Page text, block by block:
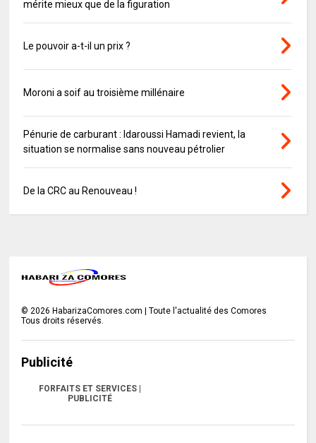
mérite mieux que de la figuration
Le pouvoir a-t-il un prix ?
Moroni a soif au troisième millénaire
Pénurie de carburant : Idaroussi Hamadi revient, la
situation se normalise sans nouveau pétrolier
De la CRC au Renouveau !
©2026 HabarizaComores.com | Toute l'actualité des Comores
Tous droits réservés.
Publicité
FORFAITS ET SERVICES |
PUBLICITÉ